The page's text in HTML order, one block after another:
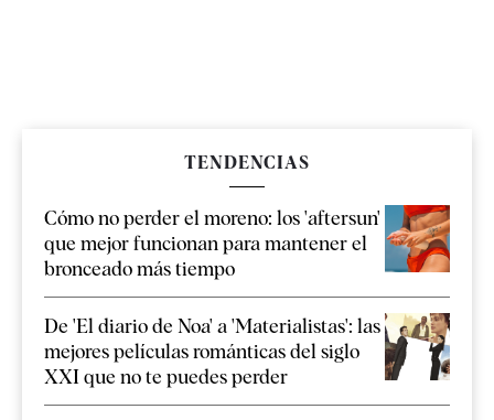
TENDENCIAS
Cómo no perder el moreno: los 'aftersun'
que mejor funcionan para mantener el
bronceado más tiempo
De 'El diario de Noa' a 'Materialistas': las
mejores películas románticas del siglo
XXI que no te puedes perder